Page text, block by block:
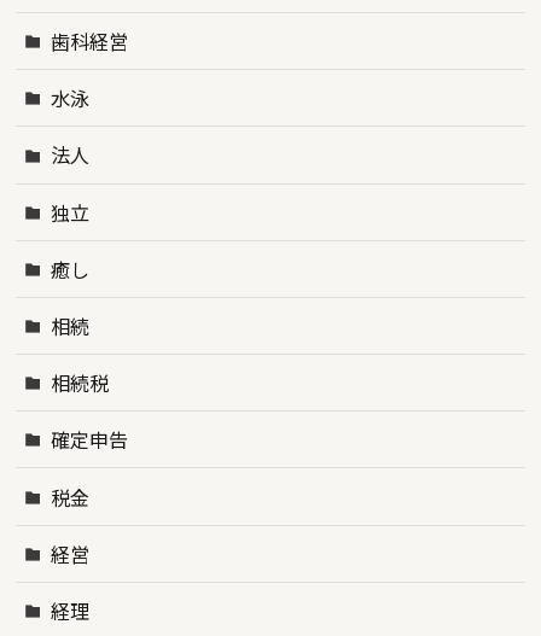
歯科経営
水泳
法人
独立
癒し
相続
相続税
確定申告
税金
経営
経理